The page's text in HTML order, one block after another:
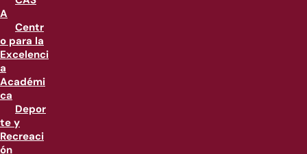
A
Centr
o para la
Excelenci
a
Académi
ca
Depor
te y
Recreaci
ón